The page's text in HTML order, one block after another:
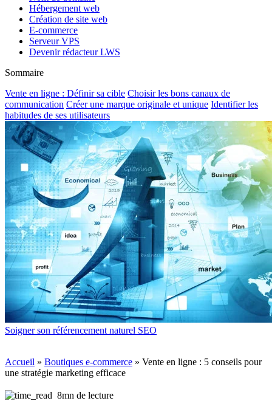
Hébergement web
Création de site web
E-commerce
Serveur VPS
Devenir rédacteur LWS
Sommaire
Vente en ligne : Définir sa cible Choisir les bons canaux de
communication Créer une marque originale et unique Identifier les
habitudes de ses utilisateurs
Soigner son référencement naturel SEO
Accueil » Boutiques e-commerce » Vente en ligne : 5 conseils pour
une stratégie marketing efficace
8mn de lecture